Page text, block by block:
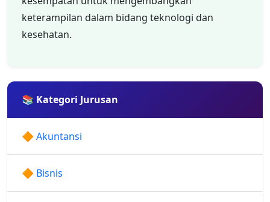
keterampilan dalam bidang teknologi dan
kesehatan.
📚 Kategori Jurusan
🔶 Akuntansi
🔶 Bisnis